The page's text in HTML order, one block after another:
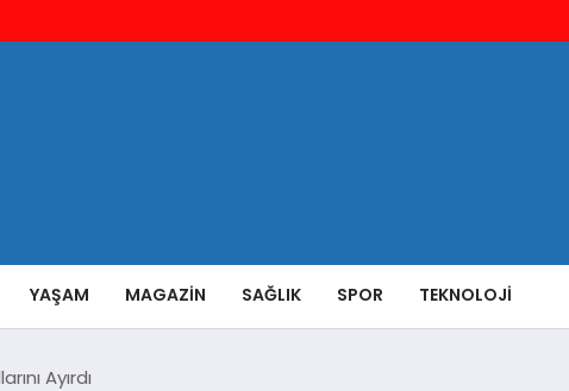
YAŞAM MAGAZIN SAĞLIK SPOR TEKNOLOJI
Ayırdı